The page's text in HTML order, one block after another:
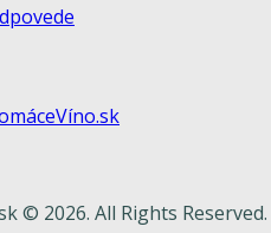
© 2026. All Rights Reserved.